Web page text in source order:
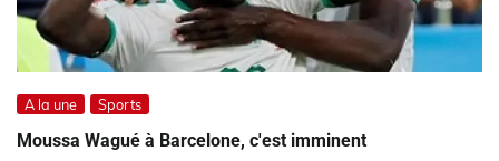
A la une Sports
Moussa Wagué à Barcelone, c'est imminent